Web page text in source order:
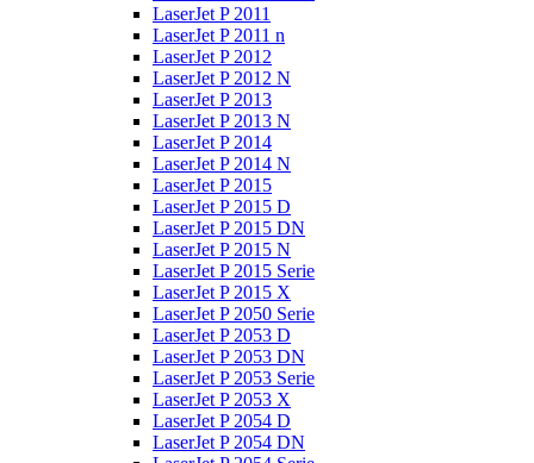
LaserJet P 2011
LaserJet P 2011 n
LaserJet P 2012
LaserJet P 2012 N
LaserJet P 2013
LaserJet P 2013 N
LaserJet P 2014
LaserJet P 2014 N
LaserJet P 2015
LaserJet P 2015 D
LaserJet P 2015 DN
LaserJet P 2015 N
LaserJet P 2015 Serie
LaserJet P 2015 X
LaserJet P 2050 Serie
LaserJet P 2053 D
LaserJet P 2053 DN
LaserJet P 2053 Serie
LaserJet P 2053 X
LaserJet P 2054 D
LaserJet P 2054 DN